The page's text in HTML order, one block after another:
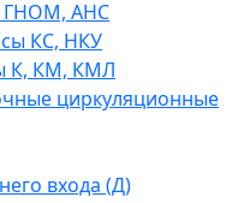
ГНОМ, АНС
КС, НКУ
К, КМ, КМЛ
циркуляционные
входа (Д)